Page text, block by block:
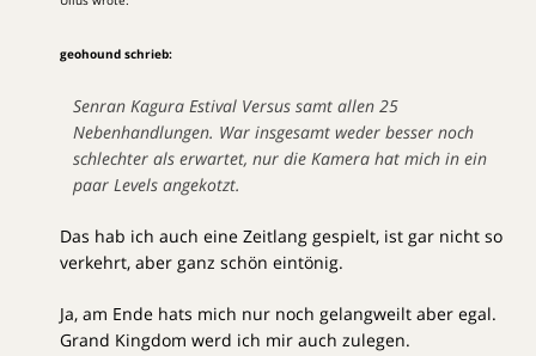
geohound schrieb:
Senran Kagura Estival Versus samt allen 25
Nebenhandlungen. War insgesamt weder besser noch
schlechter als erwartet, nur die Kamera hat mich in ein
paar Levels angekotzt.
Das hab ich auch eine Zeitlang gespielt, ist gar nicht so
verkehrt, aber ganz schön eintönig.
Ja, am Ende hats mich nur noch gelangweilt aber egal.
Grand Kingdom werd ich mir auch zulegen.